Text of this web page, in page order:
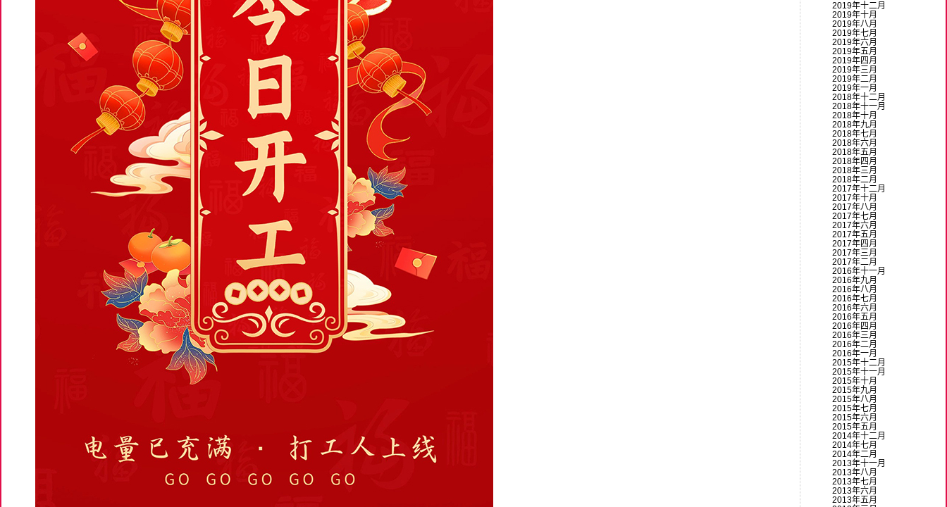
2019年十二月
2019年十月
2019年八月
2019年七月
2019年六月
2019年五月
2019年四月
2019年三月
2019年二月
2019年一月
2018年十二月
2018年十一月
2018年十月
2018年九月
2018年七月
2018年六月
2018年五月
2018年四月
2018年三月
2018年二月
2017年十二月
2017年十月
2017年八月
2017年七月
2017年六月
2017年五月
2017年四月
2017年三月
2017年二月
2016年十一月
2016年九月
2016年八月
2016年七月
2016年六月
2016年五月
2016年四月
2016年三月
2016年二月
2016年一月
2015年十二月
2015年十一月
2015年十月
2015年九月
2015年八月
2015年七月
2015年六月
2015年五月
2014年十二月
2014年七月
2014年二月
2013年十一月
2013年八月
2013年七月
2013年六月
2013年五月